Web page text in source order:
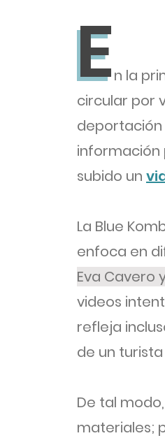
E
En la
circular por
deportación
información
subido un
La Blue
enfoca en
Eva Cavero
videos
refleja
de un
De tal
materiales;